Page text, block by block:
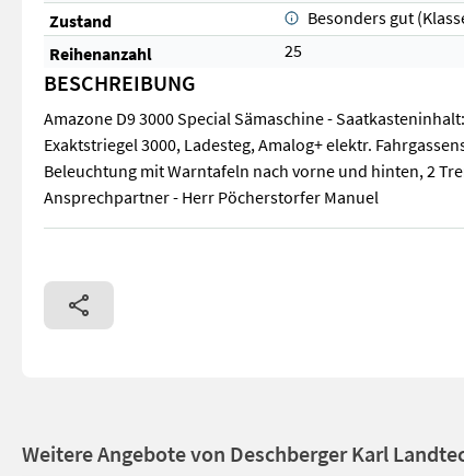
Zustand
Besonders gut
Reihenanzahl
25
BESCHREIBUNG
Amazone D9 3000 Special Sämaschine -
Exaktstriegel 3000, Ladesteg, Amalog+ elektr.
Beleuchtung mit Warntafeln nach vorne und hinten, 2
Ansprechpartner - Herr Pöcherstorfer Manuel
Amazone D9 3000 Special Sämaschine -
Weitere Angebote von Deschberger Karl